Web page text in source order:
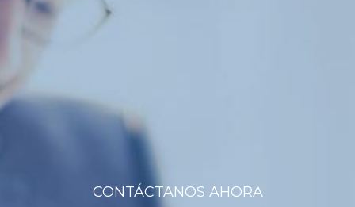
CONTÁCTANOS AHORA